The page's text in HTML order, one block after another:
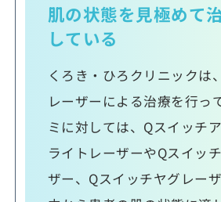
肌の状態を見極めて
している
くろき・ひろクリニックは
レーザーによる治療を行っ
ミに対しては、Qスイッチ
ライトレーザーやQスイッ
ザー、Qスイッチヤグレー